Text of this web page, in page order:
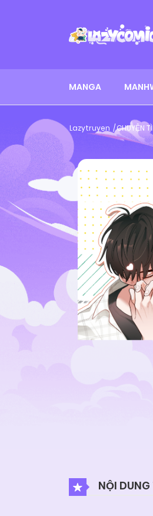
MANGA
Lazytruyen CHUYỆN
NỘI